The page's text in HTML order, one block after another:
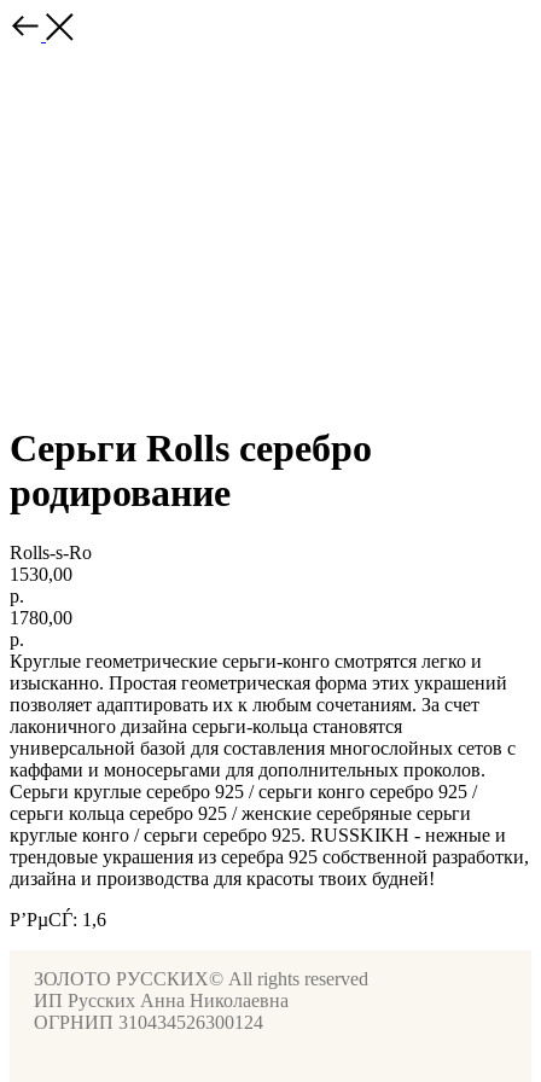
Серьги Rolls серебро
родирование
Rolls-s-Ro
1530,00
р.
1780,00
р.
Круглые геометрические серьги-конго смотрятся легко и
изысканно. Простая геометрическая форма этих украшений
позволяет адаптировать их к любым сочетаниям. За счет
лаконичного дизайна серьги-кольца становятся
универсальной базой для составления многослойных сетов с
каффами и моносерьгами для дополнительных проколов.
Серьги круглые серебро 925 / серьги конго серебро 925 /
серьги кольца серебро 925 / женские серебряные серьги
круглые конго / серьги серебро 925. RUSSKIKH - нежные и
трендовые украшения из серебра 925 собственной разработки,
дизайна и производства для красоты твоих будней!
Р’РµСЃ: 1,6
ЗОЛОТО РУССКИХ© All rights reserved
ИП Русских Анна Николаевна
ОГРНИП 310434526300124